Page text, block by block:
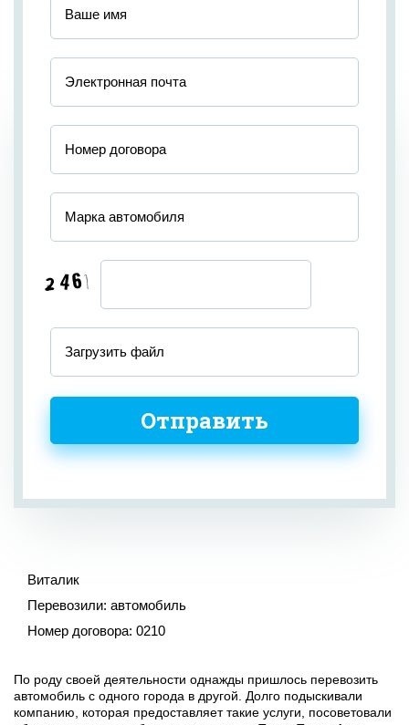
Загрузить файл
Отправить
Виталик
Перевозили: автомобиль
Номер договора: 0210
По роду своей деятельности однажды пришлось перевозить
автомобиль с одного города в другой. Долго подыскивали
компанию, которая предоставляет такие услуги, посоветовали